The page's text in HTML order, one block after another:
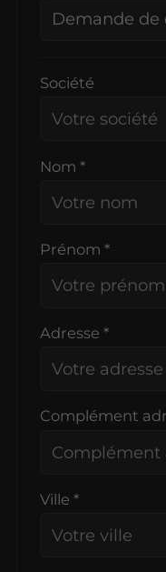
Société
Nom *
Prénom *
Adresse *
Complément
Ville *